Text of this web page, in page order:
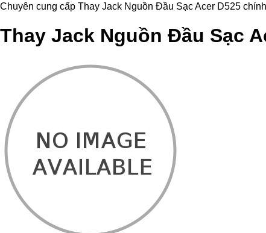
Chuyên cung cấp Thay Jack Nguồn Đầu Sạc Acer D525
Thay Jack Nguồn Đầu Sạc